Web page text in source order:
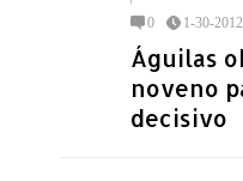
0 1-30-2012
Águilas
noveno
decisivo